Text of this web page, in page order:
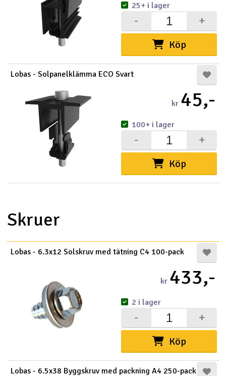
Köp
+
-
25+ i lager
Lobas - Solpanelklämma ECO Svart
kr 45,-
Köp
+
-
100+ i lager
Skruer
Lobas - 6.3x12 Solskruv med tätning C4 100-pack
kr 433,-
Köp
+
-
2 i lager
Lobas - 6.5x38 Byggskruv med packning A4 250-pack